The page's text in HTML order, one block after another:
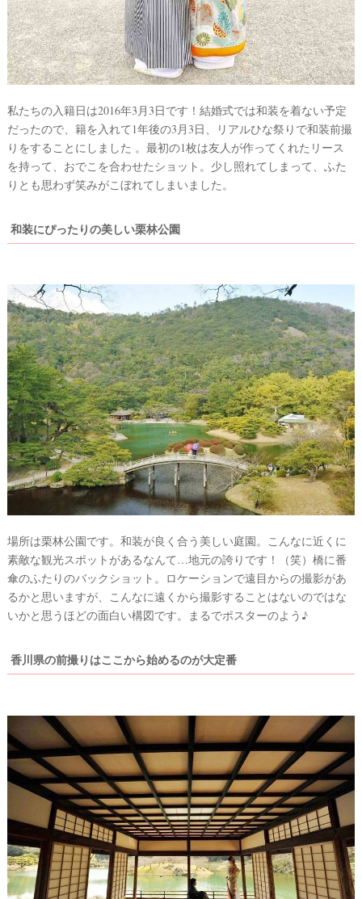
私たちの入籍日は2016年3月3日です！結婚式では和装を着ない予定
だったので、籍を入れて1年後の3月3日、リアルひな祭りで和装前撮
りをすることにしました 。最初の1枚は友人が作ってくれたリース
を持って、おでこを合わせたショット。少し照れてしまって、ふた
りとも思わず笑みがこぼれてしまいました。
和装にぴったりの美しい栗林公園
場所は栗林公園です。和装が良く合う美しい庭園。こんなに近くに
素敵な観光スポットがあるなんて…地元の誇りです！（笑）橋に番
傘のふたりのバックショット。ロケーションで遠目からの撮影があ
るかと思いますが、こんなに遠くから撮影することはないのではな
いかと思うほどの面白い構図です。まるでポスターのよう♪
香川県の前撮りはここから始めるのが大定番
着
レ
ポ
ウ
ェ
デ
ィ
ン
グ
ォ
ト